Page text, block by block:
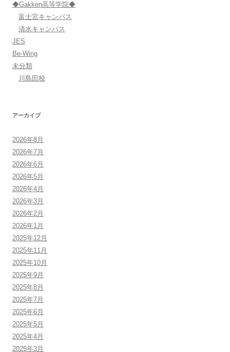
◆Gakken高等学院◆
富士宮キャンパス
清水キャンパス
JES
Be-Wing
未分類
川島田校
アーカイブ
2026年8月
2026年7月
2026年6月
2026年5月
2026年4月
2026年3月
2026年2月
2026年1月
2025年12月
2025年11月
2025年10月
2025年9月
2025年8月
2025年7月
2025年6月
2025年5月
2025年4月
2025年3月